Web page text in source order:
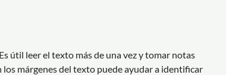
útil leer el texto más de una vez y tomar notas
márgenes del texto puede ayudar a identificar